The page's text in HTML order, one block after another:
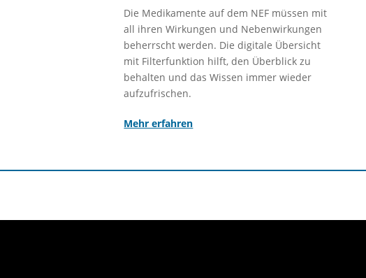
Die Medikamente auf dem NEF müssen mit
all ihren Wirkungen und Nebenwirkungen
beherrscht werden. Die digitale Übersicht
mit Filterfunktion hilft, den Überblick zu
behalten und das Wissen immer wieder
aufzufrischen.
Mehr erfahren